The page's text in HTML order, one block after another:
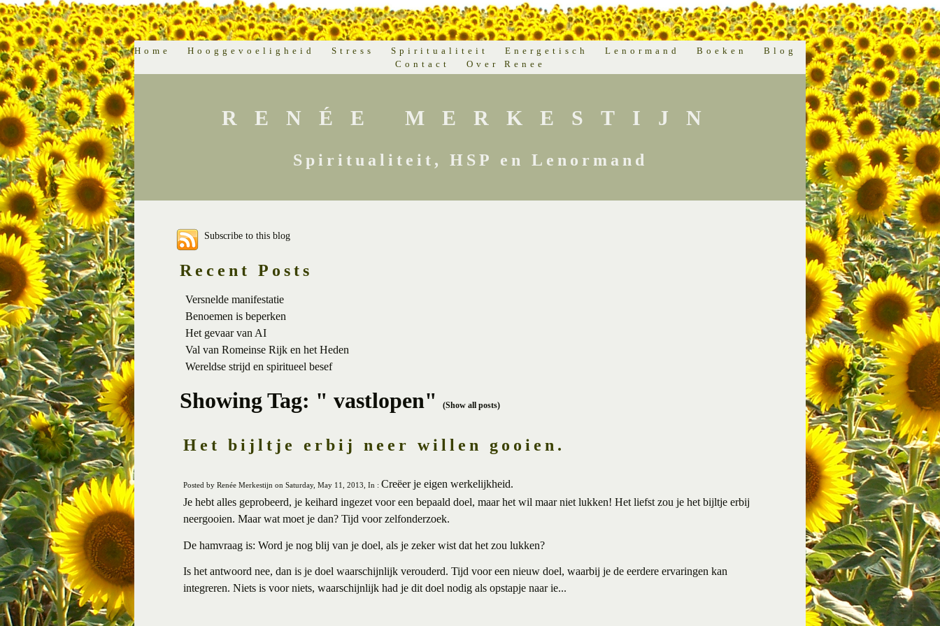
Home Hooggevoeligheid Stress Spiritualiteit Energetisch Lenormand Boeken
Blog
Contact
Over Renee
RENÉE MERKESTIJN
Spiritualiteit, HSP en Lenormand
Subscribe to this blog
Recent Posts
Versnelde manifestatie
Benoemen is beperken
Het gevaar van AI
Val van Romeinse Rijk en het Heden
Wereldse strijd en spiritueel besef
Showing Tag: " vastlopen" (Show all posts)
Het bijltje erbij neer willen gooien.
Posted by Renée Merkestijn on Saturday, May 11, 2013, In : Creëer je eigen werkelijkheid.
Je hebt alles geprobeerd, je keihard ingezet voor een bepaald doel, maar het wil maar niet lukken! Het liefst zou je het bijltje erbij
neergooien. Maar wat moet je dan? Tijd voor zelfonderzoek.
De hamvraag is: Word je nog blij van je doel, als je zeker wist dat het zou lukken?
Is het antwoord nee, dan is je doel waarschijnlijk verouderd. Tijd voor een nieuw doel, waarbij je de eerdere ervaringen kan
integreren. Niets is voor niets, waarschijnlijk had je dit doel nodig als opstapje naar ie...